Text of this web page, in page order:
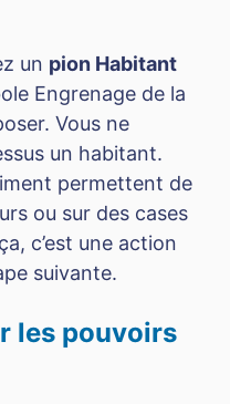
un pion Habitant
Engrenage de la
Vous ne
un habitant.
permettent de
ou sur des cases
c’est une action
suivante.
les pouvoirs